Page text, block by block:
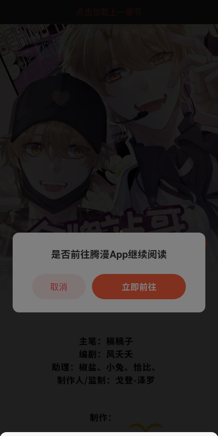
点击加载上一章节
本章节仅支持App阅读，可打开App新用
户7天免费看
是否前往腾漫App继续阅读
立即前往
取消